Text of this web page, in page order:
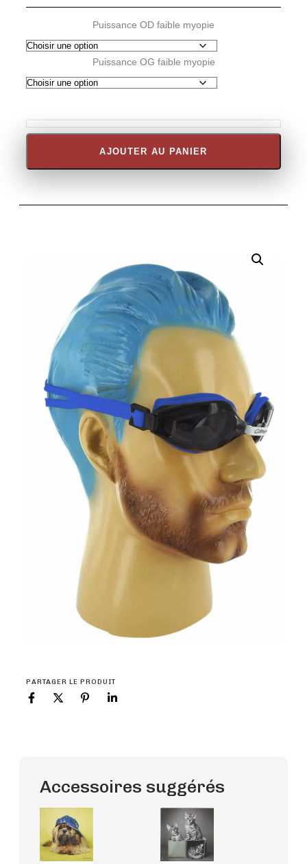
PARTAGER LE PRODUIT
Puissance OD faible myopie
Puissance OG faible myopie
AJOUTER AU PANIER
Accessoires suggérés